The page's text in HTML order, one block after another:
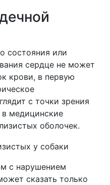
состояния или
сердце не может
крови, в первую
с точки зрения
в медицинские
оболочек.
с нарушением
сказать только